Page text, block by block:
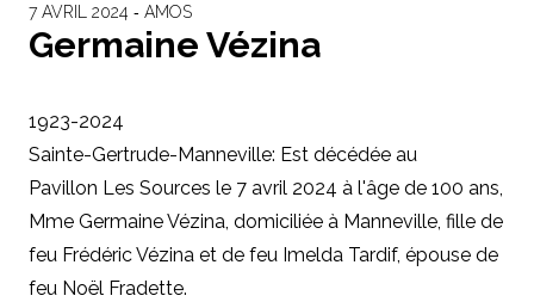
7 AVRIL 2024 ‐ AMOS
Germaine Vézina
1923-2024
Sainte-Gertrude-Manneville: Est décédée au
Pavillon Les Sources le 7 avril 2024 à l'âge de 100 ans,
Mme Germaine Vézina, domiciliée à Manneville, fille de
feu Frédéric Vézina et de feu Imelda Tardif, épouse de
feu Noël Fradette.